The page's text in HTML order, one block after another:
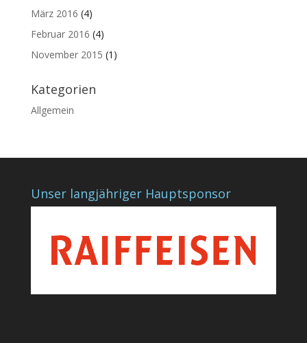
März 2016 (4)
Februar 2016 (4)
November 2015 (1)
Kategorien
Allgemein
Unser langjähriger Hauptsponsor